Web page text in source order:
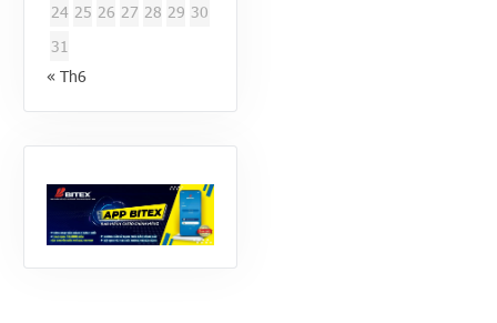
24 25 26 27 28 29 30
31
« Th6